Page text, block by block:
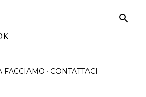
Passa ai contenuti
FACCIAMO CONTATTACI